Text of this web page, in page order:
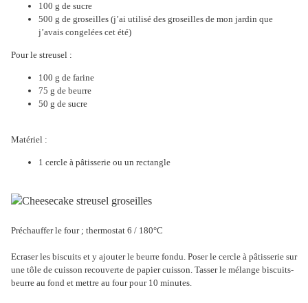
100 g de sucre
500 g de groseilles (j’ai utilisé des groseilles de mon jardin que
j’avais congelées cet été)
Pour le streusel :
100 g de farine
75 g de beurre
50 g de sucre
Matériel :
1 cercle à pâtisserie ou un rectangle
Préchauffer le four ; thermostat 6 / 180°C
Ecraser les biscuits et y ajouter le beurre fondu. Poser le cercle à pâtisserie sur
une tôle de cuisson recouverte de papier cuisson. Tasser le mélange biscuits-
beurre au fond et mettre au four pour 10 minutes.